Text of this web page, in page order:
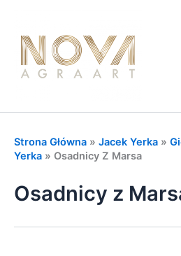
treści
Strona Główna » Jacek Yerka »
Yerka » Osadnicy Z Marsa
Osadnicy z